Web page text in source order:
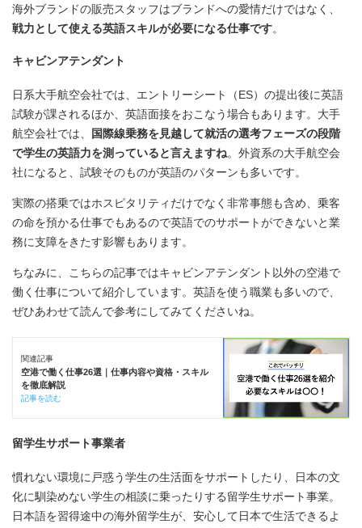
海外ブランドの販売スタッフはブランドへの愛情だけではなく、
戦力として使える英語スキルが必要になる仕事です。
キャビンアテンダント
日系大手航空会社では、エントリーシート（ES）の提出後に英語
試験が課されるほか、英語面接をおこなう場合もあります。大手
航空会社では、
国際線乗務を見越して就活の選考フェーズの段階
で学生の英語力を測っていると言えますね。外資系の大手航空会
社になると、試験そのものが英語のパターンも多いです。
実際の搭乗ではホスピタリティだけでなく非常事態も含め、乗客
の命を預かる仕事でもあるので英語でのサポートができないと業
務に支障をきたす影響もあります。
ちなみに、こちらの記事ではキャビンアテンダント以外の空港で
働く仕事について紹介しています。英語を使う職業も多いので、
ぜひあわせて読んで参考にしてみてくださいね。
関連記事
空港で働く仕事26選｜仕事内容や資格・スキル
を徹底解説
記事を読む
留学生サポート事業者
慣れない環境に戸惑う学生の生活面をサポートしたり、日本の文
化に馴染めない学生の相談に乗ったりする留学生サポート事業。
日本語を習得途中の海外留学生が、安心して日本で生活できるよ